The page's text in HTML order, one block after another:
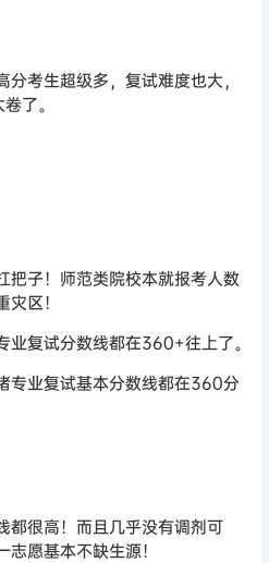
考生超级多，复试难度也大，
了。
把子！师范类院校本就报考人数
区！
业复试分数线都在360+往上了。
专业复试基本分数线都在360分
都很高！而且几乎没有调剂可
愿基本不缺生源！